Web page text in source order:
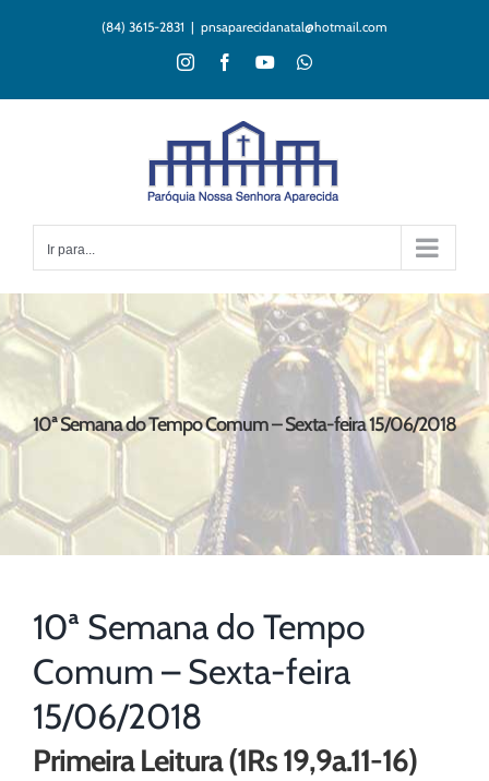
(84) 3615-2831 | pnsaparecidanatal@hotmail.com
InstagramFacebookYouTubeWhatsApp
Ir para...
10ª Semana do Tempo Comum – Sexta-feira 15/06/2018
10ª Semana do Tempo
Comum – Sexta-feira
15/06/2018
Primeira Leitura (1Rs 19,9a.11-16)